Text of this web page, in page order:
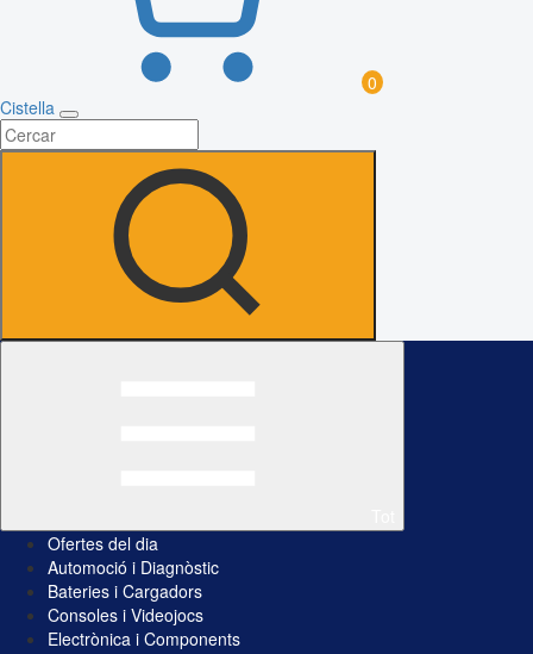
0
Cistella
Ofertes del dia
Automoció i Diagnòstic
Bateries i Cargadors
Consoles i Videojocs
Electrònica i Components